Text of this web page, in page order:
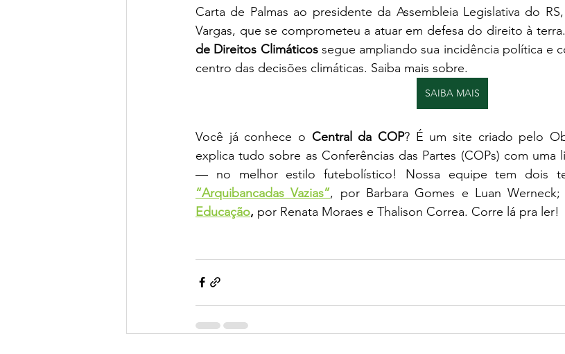
Carta de Palmas ao presidente da Assembleia Legislativa do
Vargas, que se comprometeu a atuar em defesa do direito à
de Direitos Climáticos segue ampliando sua incidência política e
centro das decisões climáticas. Saiba mais sobre.
SAIBA MAIS
Você já conhece o Central da COP? É um site criado pelo
explica tudo sobre as Conferências das Partes (COPs) com uma
“Arquibancadas Vazias”, por Barbara Gomes e Luan Werneck;
Educação, por Renata Moraes e Thalison Correa. Corre lá pra ler!